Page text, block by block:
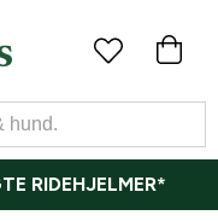
RIDEHJELMER*